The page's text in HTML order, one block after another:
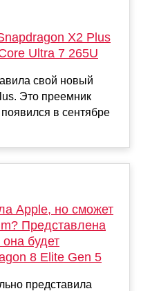
X2 Plus
Ultra 7 265U
свой новый
Это преемник
в сентябре
Apple, но сможет
Представлена
будет
8 Elite Gen 5
представила